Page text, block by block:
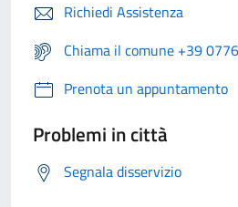
Richiedi Assistenza
Chiama il comune +39
Prenota un appuntamento
Problemi in città
Segnala disservizio